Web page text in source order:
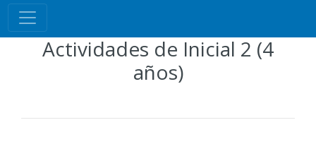
Actividades de Inicial 2 (4
años)